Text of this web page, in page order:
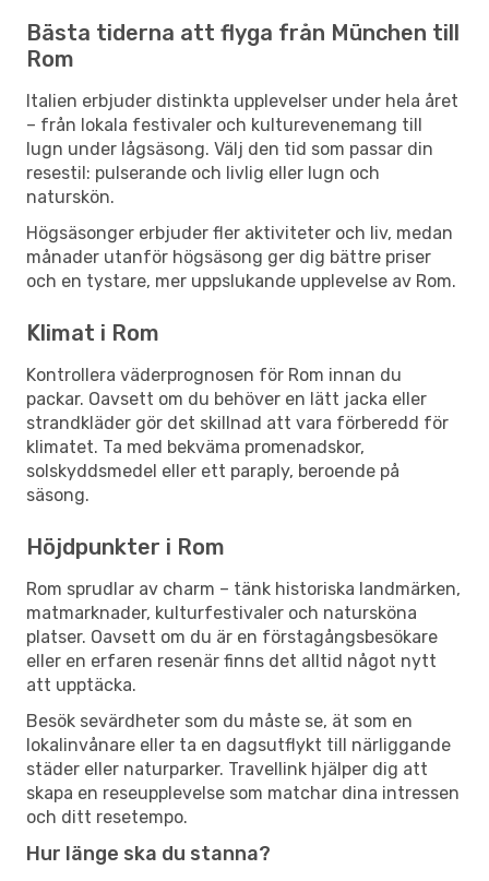
Bästa tiderna att flyga från München till
Rom
Italien erbjuder distinkta upplevelser under hela året
– från lokala festivaler och kulturevenemang till
lugn under lågsäsong. Välj den tid som passar din
resestil: pulserande och livlig eller lugn och
naturskön.
Högsäsonger erbjuder fler aktiviteter och liv, medan
månader utanför högsäsong ger dig bättre priser
och en tystare, mer uppslukande upplevelse av Rom.
Klimat i Rom
Kontrollera väderprognosen för Rom innan du
packar. Oavsett om du behöver en lätt jacka eller
strandkläder gör det skillnad att vara förberedd för
klimatet. Ta med bekväma promenadskor,
solskyddsmedel eller ett paraply, beroende på
säsong.
Höjdpunkter i Rom
Rom sprudlar av charm – tänk historiska landmärken,
matmarknader, kulturfestivaler och natursköna
platser. Oavsett om du är en förstagångsbesökare
eller en erfaren resenär finns det alltid något nytt
att upptäcka.
Besök sevärdheter som du måste se, ät som en
lokalinvånare eller ta en dagsutflykt till närliggande
städer eller naturparker. Travellink hjälper dig att
skapa en reseupplevelse som matchar dina intressen
och ditt resetempo.
Hur länge ska du stanna?